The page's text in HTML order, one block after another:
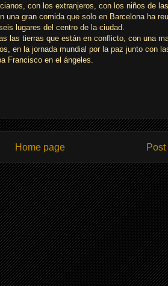
con los extranjeros, con los niños de
una gran comida que solo en Barcelona ha
lugares del centro de la ciudad.
las tierras que están en conflicto, con una
en la jornada mundial por la paz junto con
Francisco en el ángeles.
Home page